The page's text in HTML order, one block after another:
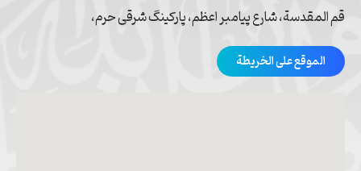
قم المقدسة، شارع پیامبر اعظم، پارکینگ شرقی حرم،
الموقع على الخريطة